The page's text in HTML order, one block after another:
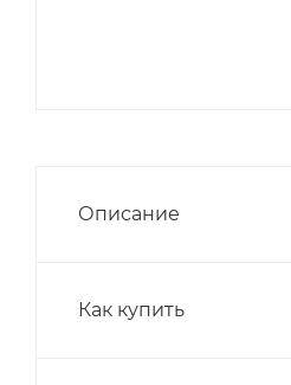
Описание
Как купить